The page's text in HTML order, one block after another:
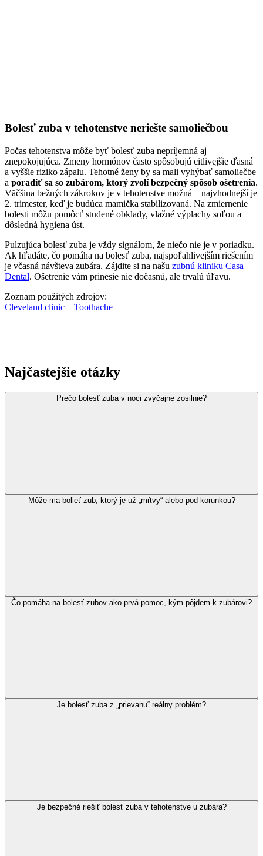
Bolesť zuba v tehotenstve neriešte samoliečbou
Počas tehotenstva môže byť bolesť zuba nepríjemná aj
znepokojujúca. Zmeny hormónov často spôsobujú citlivejšie ďasná
a vyššie riziko zápalu. Tehotné ženy by sa mali vyhýbať samoliečbe
a poradiť sa so zubárom, ktorý zvolí bezpečný spôsob ošetrenia.
Väčšina bežných zákrokov je v tehotenstve možná – najvhodnejší je
2. trimester, keď je budúca mamička stabilizovaná. Na zmiernenie
bolesti môžu pomôcť studené obklady, vlažné výplachy soľou a
dôsledná hygiena úst.
Pulzujúca bolesť zuba je vždy signálom, že niečo nie je v poriadku.
Ak hľadáte, čo pomáha na bolesť zuba, najspoľahlivejším riešením
je včasná návšteva zubára. Zájdite si na našu zubnú kliniku Casa
Dental. Ošetrenie vám prinesie nie dočasnú, ale trvalú úľavu.
Zoznam použitých zdrojov:
Cleveland clinic – Toothache
Najčastejšie otázky
Prečo bolesť zuba v noci zvyčajne zosilnie?
Môže ma bolieť zub, ktorý je už „mŕtvy“ alebo pod korunkou?
Čo pomáha na bolesť zubov ako prvá pomoc, kým pôjdem k zubárovi?
Je bolesť zuba z „prievanu“ reálny problém?
Je bezpečné riešiť bolesť zuba v tehotenstve u zubára?